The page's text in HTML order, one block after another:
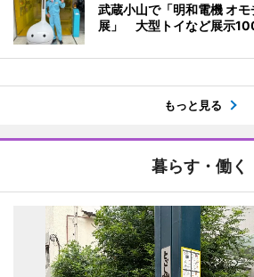
武蔵小山で「明和電機 オ
展」 大型トイなど展示
もっと見る
暮らす・働く